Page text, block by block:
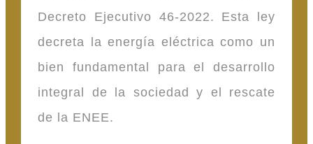
Decreto Ejecutivo 46-2022. Esta ley
decreta la energía eléctrica como un
bien fundamental para el desarrollo
integral de la sociedad y el rescate
de la ENEE.